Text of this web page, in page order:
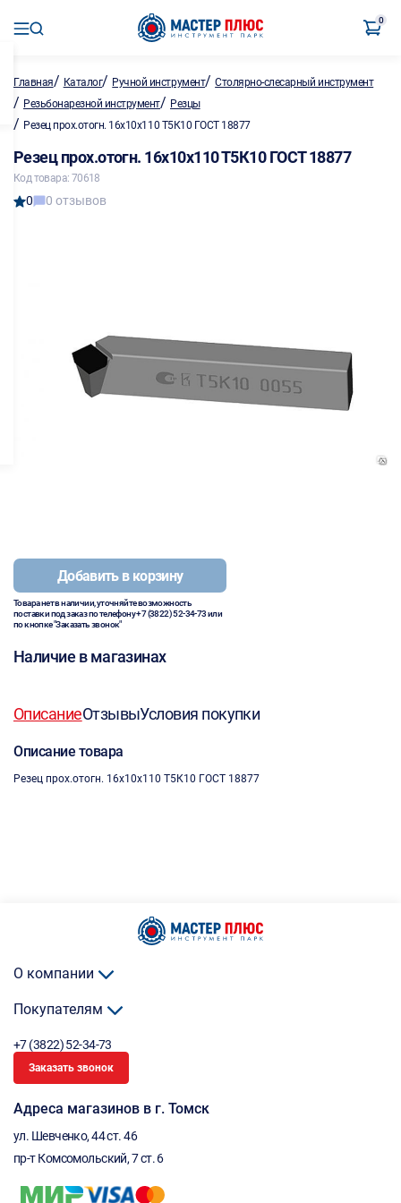
0
Главная/ Каталог/ Ручной инструмент/Столярно-слесарный инструмент
/ Резьбонарезной инструмент/ Резцы
/ Резец прох.отогн. 16х10х110 Т5К10 ГОСТ 18877
Резец прох.отогн. 16х10х110 Т5К10 ГОСТ 18877
Код товара: 70618
0 0 отзывов
Добавить в корзину
Товара нет в наличии, уточняйте возможность
поставки под заказ по телефону+7 (3822) 52-34-73или
по кнопке "Заказать звонок"
Наличие в магазинах
ОписаниеОтзывыУсловия покупки
Описание товара
Резец прох.отогн. 16х10х110 Т5К10 ГОСТ 18877
О компании
Покупателям
+7 (3822) 52-34-73
Заказать звонок
Адреса магазинов в г. Томск
ул. Шевченко, 44 ст. 46
пр-т Комсомольский, 7 ст. 6